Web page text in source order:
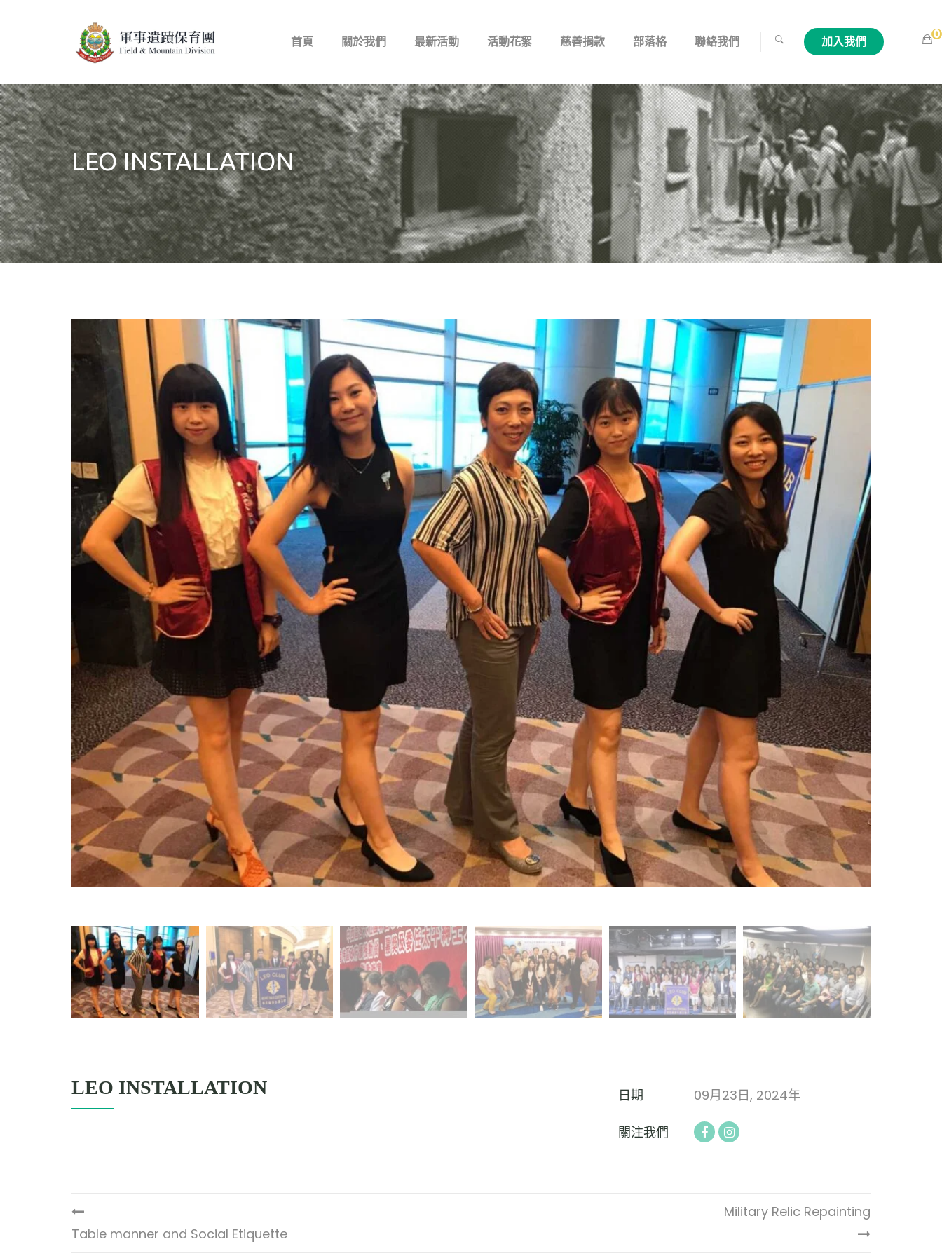
首頁 關於我們 最新活動 活動花絮 慈善捐款 部落格 聯絡我們 加入我們 0
LEO INSTALLATION
LEO INSTALLATION 日期 09月23日, 2024年
關注我們
Table manner and Social Etiquette
Military Relic Repainting